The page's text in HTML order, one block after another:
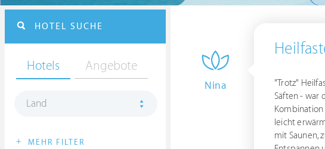
Nina
"Trotz"
Säften - war
leicht
mit Saunen,
HOTEL SUCHE
Hotels Angebote
Land
+ MEHR FILTER